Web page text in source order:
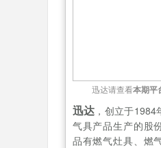
迅达请查看本期平
迅达 ，创立于
气具产品生产的股
品有燃气灶具、燃